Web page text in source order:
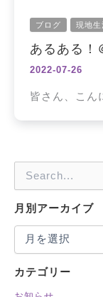
ブログ 現地生
あるある！
2022-07-26
皆さん、こ
索
対
月別アーカイブ
カテゴリー